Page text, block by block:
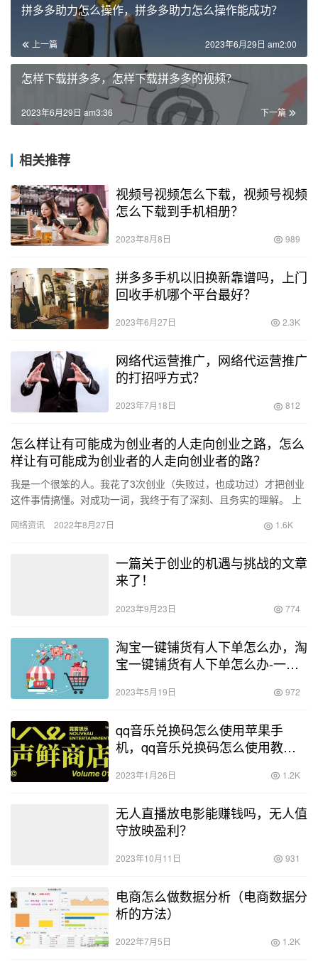
拼多多助力怎么操作，拼多多助力怎么操作能成功？
上一篇 2023年6月29日 am2:00
怎样下载拼多多，怎样下载拼多多的视频？
下一篇
2023年6月29日 am3:36
相关推荐
视频号视频怎么下载，视频号视频
怎么下载到手机相册？
2023年8月8日 989
拼多多手机以旧换新靠谱吗，上门
回收手机哪个平台最好？
2023年6月27日 2.3K
网络代运营推广，网络代运营推广
的打招呼方式？
2023年7月18日 812
怎么样让有可能成为创业者的人走向创业之路，怎么
样让有可能成为创业者的人走向创业者的路？
我是一个很笨的人。我花了3次创业（失败过，也成功过）才把创业
这件事情搞懂。对成功一词，我终于有了深刻、且务实的理解。 上
天…
网络资讯 2022年8月27日 1.6K
一篇关于创业的机遇与挑战的文章
来了！
2023年9月23日 774
淘宝一键铺货有人下单怎么办，淘
宝一键铺货有人下单怎么办-一键
2023年5月19日 972
qq音乐兑换码怎么使用苹果手
机，qq音乐兑换码怎么使用教
2023年1月26日 1.2K
无人直播放电影能赚钱吗，无人值
守放映盈利？
2023年10月11日 931
电商怎么做数据分析（电商数据分
析的方法）
2022年7月5日 1.2K